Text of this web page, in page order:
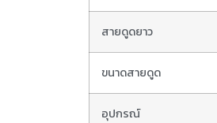
สายดูดยาว
ขนาดสายดูด
อุปกรณ์